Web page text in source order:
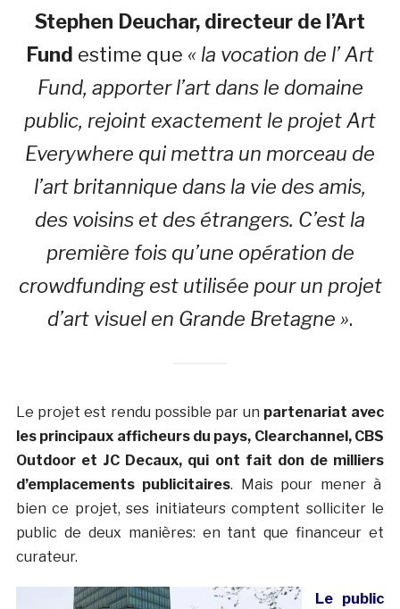
Stephen Deuchar, directeur de l’Art
Fund estime que « la vocation de l’ Art
Fund, apporter l’art dans le domaine
public, rejoint exactement le projet Art
Everywhere qui mettra un morceau de
l’art britannique dans la vie des amis,
des voisins et des étrangers. C’est la
première fois qu’une opération de
crowdfunding est utilisée pour un projet
d’art visuel en Grande Bretagne ».
Le projet est rendu possible par un partenariat avec
les principaux afficheurs du pays, Clearchannel, CBS
Outdoor et JC Decaux, qui ont fait don de milliers
d’emplacements publicitaires. Mais pour mener à
bien ce projet, ses initiateurs comptent solliciter le
public de deux manières: en tant que financeur et
curateur.
Le public